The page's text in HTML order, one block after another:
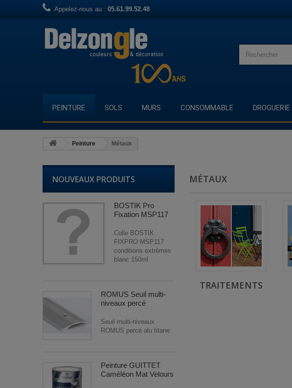
Appelez-nous au : 05.61.99.52.48
PEINTURE SOLS MURS CONSOMMABLE DROGUERIE
Peinture Métaux
NOUVEAUX PRODUITS
BOSTIK Pro
Fixation MSP117
Colle BOSTIK
FIXPRO MSP117
conditions extrêmes
blanc 150ml
ROMUS Seuil multi-
niveaux percé
Seuil multi-niveaux
ROMUS percé alu titane
Peinture GUITTET
Caméléon Mat Velours
MÉTAUX
TRAITEMENTS